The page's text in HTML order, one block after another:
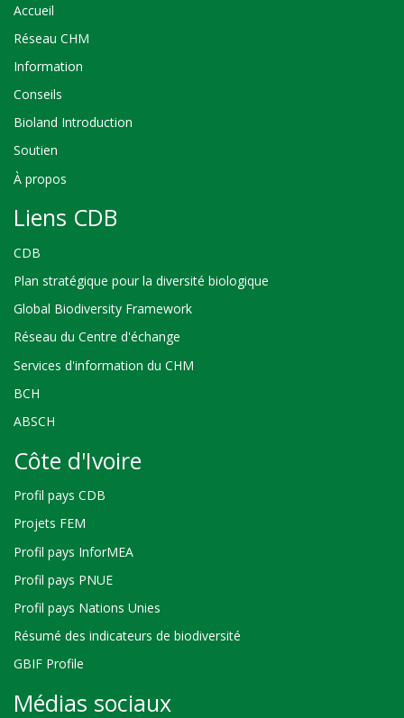
Accueil
Réseau CHM
Information
Conseils
Bioland Introduction
Soutien
À propos
Liens CDB
CDB
Plan stratégique pour la diversité biologique
Global Biodiversity Framework
Réseau du Centre d'échange
Services d'information du CHM
BCH
ABSCH
Côte d'Ivoire
Profil pays CDB
Projets FEM
Profil pays InforMEA
Profil pays PNUE
Profil pays Nations Unies
Résumé des indicateurs de biodiversité
GBIF Profile
Médias sociaux